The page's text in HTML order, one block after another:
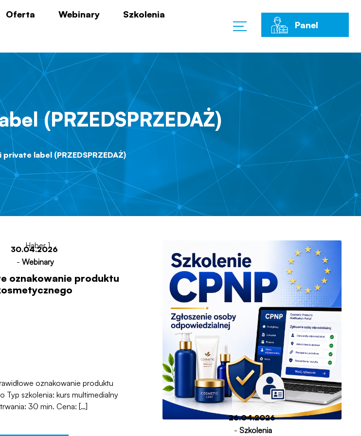
Oferta Webinary Szkolenia
Panel
(PRZEDSPRZEDAŻ)
private label (PRZEDSPRZEDAŻ)
30.04.2026
- Webinary
oznakowanie produktu
oznakowanie produktu
Typ szkolenia: kurs multimedialny
30 min. Cena: […]
26.04.2026
- Szkolenia